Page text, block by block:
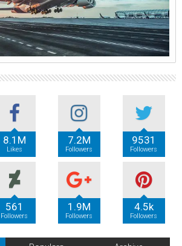
8.1M
Likes
7.2M
Followers
9531
Followers
561
Followers
1.9M
Followers
4.5k
Followers